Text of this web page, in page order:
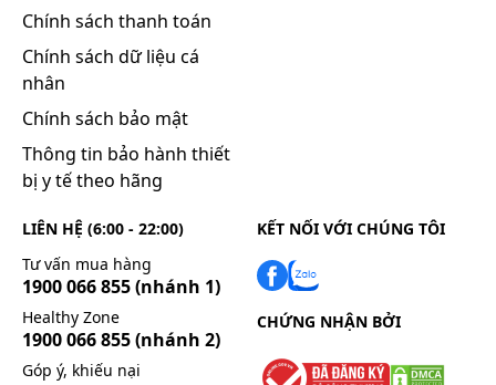
Chính sách thanh toán
Chính sách dữ liệu cá
nhân
Chính sách bảo mật
Thông tin bảo hành thiết
bị y tế theo hãng
LIÊN HỆ (6:00 - 22:00)
Tư vấn mua hàng
1900 066 855(nhánh 1)
Healthy Zone
1900 066 855(nhánh 2)
Góp ý, khiếu nại
KẾT NỐI VỚI CHÚNG TÔI
CHỨNG NHẬN BỞI